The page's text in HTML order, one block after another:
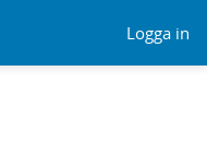
Logga in